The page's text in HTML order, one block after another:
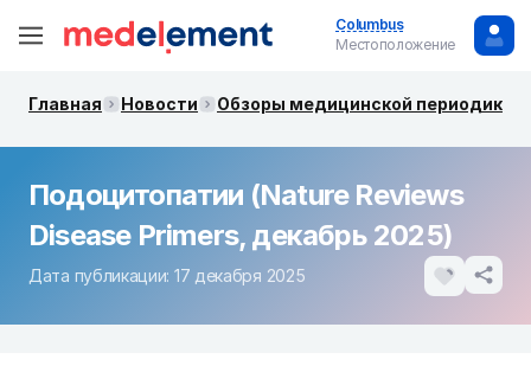
Columbus
Местоположение
Главная Новости Обзоры медицинской периодики.
Подоцитопатии (Nature Reviews
Disease Primers, декабрь 2025)
Дата публикации: 17 декабря 2025